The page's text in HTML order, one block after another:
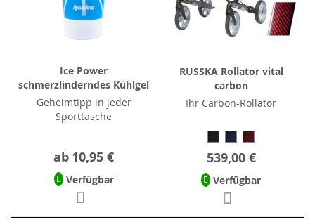
Ice Power
schmerzlinderndes Kühlgel
Geheimtipp in jeder
Sporttasche
ab 10,95 €
Verfügbar
RUSSKA Rollator vital
carbon
Ihr Carbon-Rollator
539,00 €
Verfügbar